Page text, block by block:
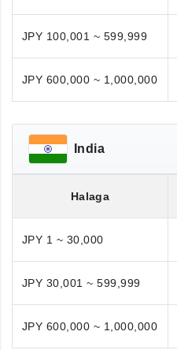
JPY 100,001 ~ 599,999
JPY 600,000 ~ 1,000,000
India
Halaga
JPY 1 ~ 30,000
JPY 30,001 ~ 599,999
JPY 600,000 ~ 1,000,000